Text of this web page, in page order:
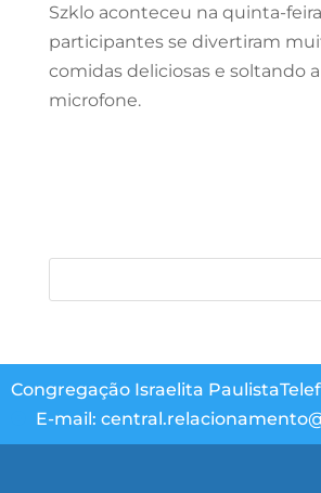
Szklo aconteceu na quinta-
participantes se divertiram
comidas deliciosas e soltando
microfone.
Congregação Israelita Paulista
E-mail: